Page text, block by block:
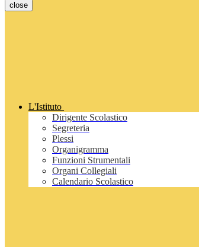
close
L'Istituto
Dirigente Scolastico
Segreteria
Plessi
Organigramma
Funzioni Strumentali
Organi Collegiali
Calendario Scolastico